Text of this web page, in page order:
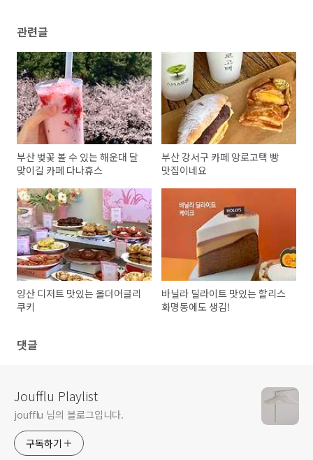
관련글
부산 벚꽃 볼 수 있는 해운대 달
맞이길 카페 다나휴스
부산 강서구 카페 앙로고택 빵
맛집이네요
양산 디저트 맛있는 올더어글리
쿠키
바닐라 딜라이트 맛있는 할리스
화명동에도 생김!
댓글
Joufflu Playlist
joufflu 님의 블로그입니다.
구독하기